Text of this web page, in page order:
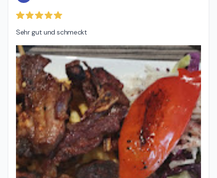
Sehr gut und schmeckt